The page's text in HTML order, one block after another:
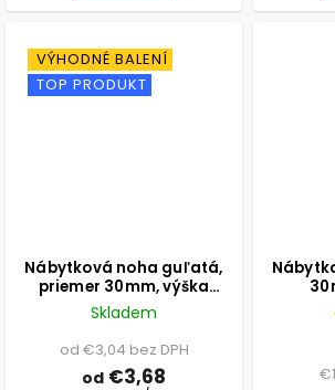
VÝHODNÉ BALENÍ
TOP PRODUKT
Nábytková noha guľatá,
priemer 30mm, výška
100mm, biela
Skladem
od €3,04 bez DPH
od €3,68